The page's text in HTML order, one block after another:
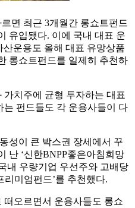
면 최근 3개월간 롱쇼트펀드
유입됐다. 이에 국내 대표 운
운용도 올해 대표 유망상품
롱쇼트펀드를 일제히 추천하
치주에 균형 투자하는 대표
펀드들도 각 운용사들이 다
성이 큰 박스권 장세에서 꾸
난 ‘신한BNPP좋은아침희망
내 우량기업 우선주와 고배당
리미엄펀드’를 추천했다.
오르면서 운용사들도 롱쇼